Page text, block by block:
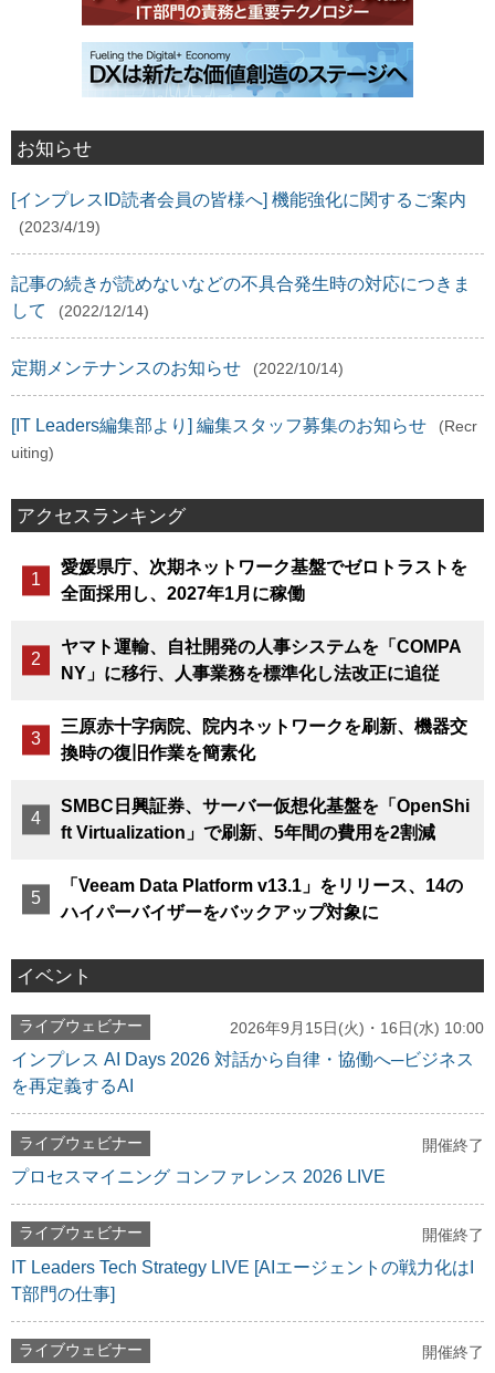
お知らせ
[インプレスID読者会員の皆様へ] 機能強化に関するご案内
(2023/4/19)
記事の続きが読めないなどの不具合発生時の対応につきま
して
(2022/12/14)
定期メンテナンスのお知らせ (2022/10/14)
[IT Leaders編集部より] 編集スタッフ募集のお知らせ
(Recr
uiting)
アクセスランキング
愛媛県庁、次期ネットワーク基盤でゼロトラストを
全面採用し、2027年1月に稼働
ヤマト運輸、自社開発の人事システムを「COMPA
NY」に移行、人事業務を標準化し法改正に追従
三原赤十字病院、院内ネットワークを刷新、機器交
換時の復旧作業を簡素化
SMBC日興証券、サーバー仮想化基盤を「OpenShi
ft Virtualization」で刷新、5年間の費用を2割減
「Veeam Data Platform v13.1」をリリース、14の
ハイパーバイザーをバックアップ対象に
イベント
ライブウェビナー 2026年9月15日(火)・16日(水) 10:00
インプレス AI Days 2026 対話から自律・協働へ─ビジネス
を再定義するAI
ライブウェビナー 開催終了
プロセスマイニング コンファレンス 2026 LIVE
ライブウェビナー 開催終了
IT Leaders Tech Strategy LIVE [AIエージェントの戦力化はI
T部門の仕事]
ライブウェビナー 開催終了